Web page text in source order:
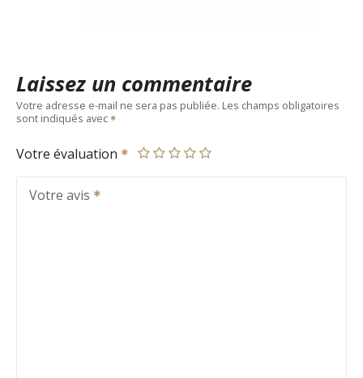
Laissez un commentaire
Votre adresse e-mail ne sera pas publiée. Les champs obligatoires
sont indiqués avec
Votre évaluation
Votre avis